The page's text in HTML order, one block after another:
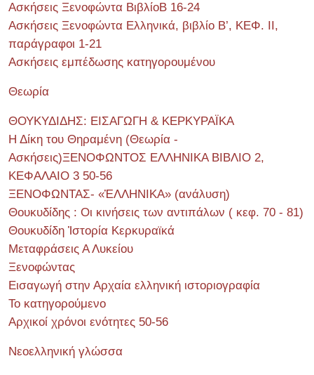
Ασκήσεις Ξενοφώντα ΒιβλίοΒ 16-24
Ασκήσεις Ξενοφώντα Ελληνικά, βιβλίο Β’, ΚΕΦ. II,
παράγραφοι 1-21
Ασκήσεις εμπέδωσης κατηγορουμένου
Θεωρία
ΘΟΥΚΥΔΙΔΗΣ: ΕΙΣΑΓΩΓΗ & ΚΕΡΚΥΡΑΪΚΑ
Η Δίκη του Θηραμένη (Θεωρία -
Ασκήσεις)ΞΕΝΟΦΩΝΤΟΣ ΕΛΛΗΝΙΚΑ ΒΙΒΛΙΟ 2,
ΚΕΦΑΛΑΙΟ 3 50-56
ΞΕΝΟΦΩΝΤΑΣ- «ἙΛΛΗΝΙΚΑ» (ανάλυση)
Θουκυδίδης : Οι κινήσεις των αντιπάλων ( κεφ. 70 - 81)
Θουκυδίδη Ἱστορία Κερκυραϊκά
Μεταφράσεις Α Λυκείου
Ξενοφώντας
Εισαγωγή στην Αρχαία ελληνική ιστοριογραφία
Το κατηγορούμενο
Αρχικοί χρόνοι ενότητες 50-56
Νεοελληνική γλώσσα